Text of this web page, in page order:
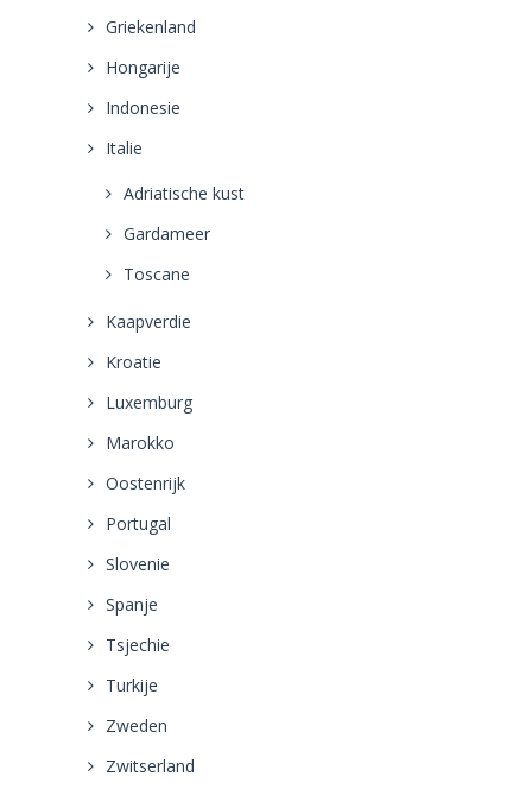
Griekenland
Hongarije
Indonesie
Italie
Adriatische kust
Gardameer
Toscane
Kaapverdie
Kroatie
Luxemburg
Marokko
Oostenrijk
Portugal
Slovenie
Spanje
Tsjechie
Turkije
Zweden
Zwitserland